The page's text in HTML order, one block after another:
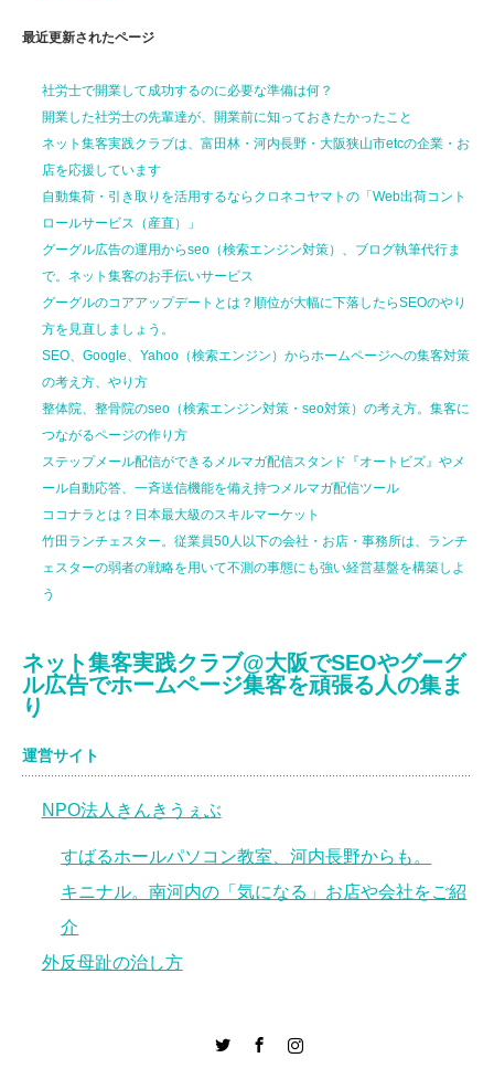
最近更新されたページ
社労士で開業して成功するのに必要な準備は何？
開業した社労士の先輩達が、
開業前に知っておきたかったこと
ネット集客実践クラブは、富田林・河内長野・大阪狭山市etcの企業・お
店を応援しています
自動集荷・引き取りを活用するならクロネコヤマトの「Web出荷コント
ロールサービス（産直）」
グーグル広告の運用からseo（検索エンジン対策）、ブログ執筆代行ま
で。ネット集客のお手伝いサービス
グーグルのコアアップデートとは？順位が大幅に下落したらSEOのやり
方を見直しましょう。
SEO、Google、Yahoo（検索エンジン）からホームページへの集客対策
の考え方、やり方
整体院、整骨院のseo（検索エンジン対策・seo対策）の考え方。集客に
つながるページの作り方
ステップメール配信ができるメルマガ配信スタンド『オートビズ』やメ
ール自動応答、一斉送信機能を備え持つメルマガ配信ツール
ココナラとは？日本最大級のスキルマーケット
竹田ランチェスター。従業員50人以下の会社・お店・事務所は、ランチ
ェスターの弱者の戦略を用いて不測の事態にも強い経営基盤を構築しよ
う
ネット集客実践クラブ@大阪でSEOやグーグ
ル広告でホームページ集客を頑張る人の集ま
り
運営サイト
NPO法人きんきうぇぶ
すばるホールパソコン教室、河内長野からも。
キニナル。南河内の「気になる」お店や会社をご紹
介
外反母趾の治し方